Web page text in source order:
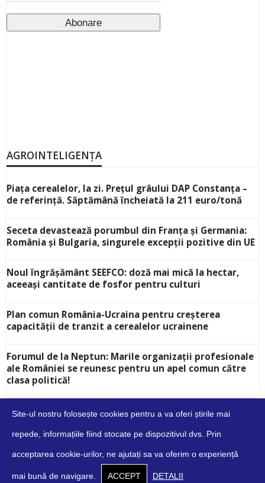
AGROINTELIGENȚA
Piața cerealelor, la zi. Prețul grâului DAP Constanța –
de referință. Săptămână încheiată la 211 euro/tonă
Seceta devastează porumbul din Franța și Germania:
România și Bulgaria, singurele excepții pozitive din UE
Noul îngrășământ SEEFCO: doză mai mică la hectar,
aceeași cantitate de fosfor pentru culturi
Plan comun România-Ucraina pentru creșterea
capacității de tranzit a cerealelor ucrainene
Forumul de la Neptun: Marile organizații profesionale
ale României se reunesc pentru un apel comun către
clasa politică!
Despre Contact Cookies Confidențialitate
Site-ul nostru folosește cookies pentru a va oferi știrile mai
repede, informațiile fiind stocate pe dispozitivul dvs. Prin
acceptarea cookie-urilor, ne ajutați sa va oferim o experiență
mai bună de navigare. ACCEPT DETALII